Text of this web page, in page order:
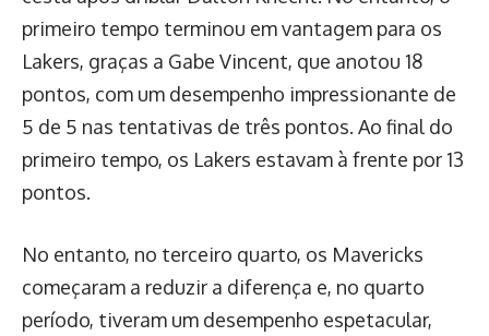
primeiro tempo terminou em vantagem para os
Lakers, graças a Gabe Vincent, que anotou 18
pontos, com um desempenho impressionante de
5 de 5 nas tentativas de três pontos. Ao final do
primeiro tempo, os Lakers estavam à frente por 13
pontos.
No entanto, no terceiro quarto, os Mavericks
começaram a reduzir a diferença e, no quarto
período, tiveram um desempenho espetacular,